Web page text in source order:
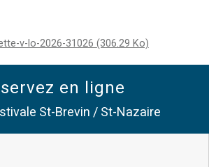
v-lo-2026-31026 (306.29 Ko)
en ligne
St-Brevin / St-Nazaire